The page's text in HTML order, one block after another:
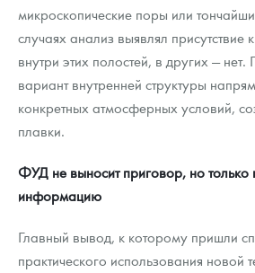
микроскопические поры или
случаях анализ выявлял присутствие
внутри этих полостей, в других —
вариант внутренней структуры
конкретных атмосферных условий,
плавки.
ФУД не выносит приговор, но только
информацию
Главный вывод, к которому пришли
практического использования новой